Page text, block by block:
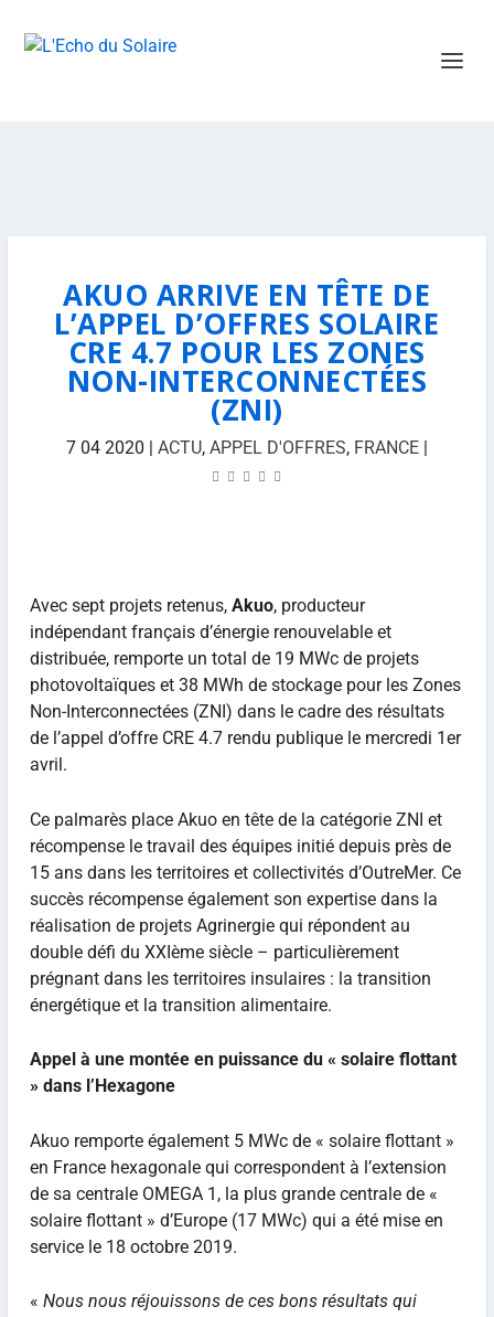
AKUO ARRIVE EN TÊTE DE
L’APPEL D’OFFRES SOLAIRE
CRE 4.7 POUR LES ZONES
NON-INTERCONNECTÉES
(ZNI)
7 04 2020 | ACTU, APPEL D'OFFRES, FRANCE|
Avec sept projets retenus, Akuo, producteur
indépendant français d’énergie renouvelable et
distribuée, remporte un total de 19 MWc de projets
photovoltaïques et 38 MWh de stockage pour les Zones
Non-Interconnectées (ZNI) dans le cadre des résultats
de l’appel d’offre CRE 4.7 rendu publique le mercredi 1er
avril.
Ce palmarès place Akuo en tête de la catégorie ZNI et
récompense le travail des équipes initié depuis près de
15 ans dans les territoires et collectivités d’OutreMer. Ce
succès récompense également son expertise dans la
réalisation de projets Agrinergie qui répondent au
double déﬁ du XXIème siècle – particulièrement
prégnant dans les territoires insulaires : la transition
énergétique et la transition alimentaire.
Appel à une montée en puissance du « solaire ﬂottant
» dans l’Hexagone
Akuo remporte également 5 MWc de « solaire ﬂottant »
en France hexagonale qui correspondent à l’extension
de sa centrale OMEGA 1, la plus grande centrale de «
solaire ﬂottant » d’Europe (17 MWc) qui a été mise en
service le 18 octobre 2019.
« Nous nous réjouissons de ces bons résultats qui